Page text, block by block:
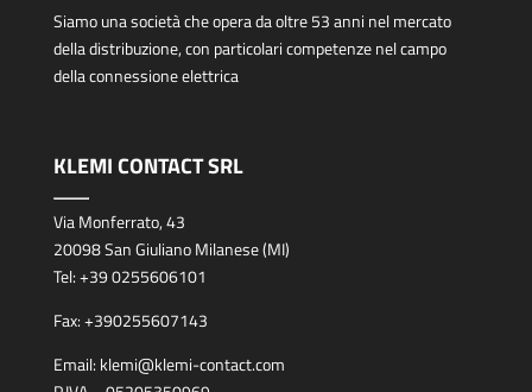
Siamo una società che opera da oltre 53 anni nel mercato
della distribuzione, con particolari competenze nel campo
della connessione elettrica
KLEMI CONTACT SRL
Via Monferrato, 43
20098 San Giuliano Milanese (MI)
Tel:+39 0255606101
Fax:+390255607143
Email: klemi@klemi-contact.com